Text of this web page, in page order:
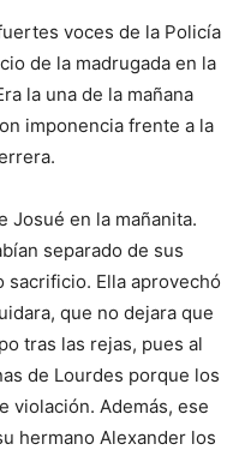
voces de la Policía
de la madrugada en la
la una de la mañana
imponencia frente a la
Josué en la mañanita.
separado de sus
sacrificio. Ella aprovechó
que no dejara que
tras las rejas, pues al
de Lourdes porque los
violación. Además, ese
hermano Alexander los